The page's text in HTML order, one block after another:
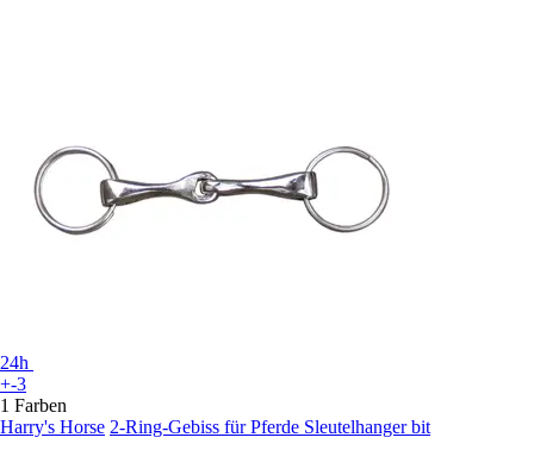
24h
+-3
1 Farben
Harry's Horse 2-Ring-Gebiss für Pferde Sleutelhanger bit